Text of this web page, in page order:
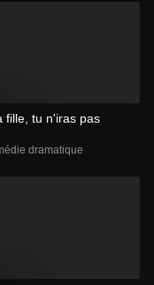
fille, tu n'iras pas
dramatique